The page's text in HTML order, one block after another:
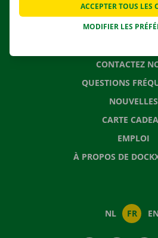
SOLUTIONS DE
CONTACTEZ
QUESTIONS
NOUVELLES
CARTE
EMPLOI
À PROPOS DE
NL FR EN
MODIFIER LES
ACCEPTER TOUS LES